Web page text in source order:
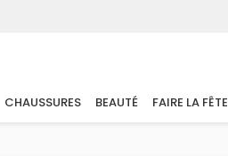
CHAUSSURES BEAUTÉ FAIRE LA FÊTE